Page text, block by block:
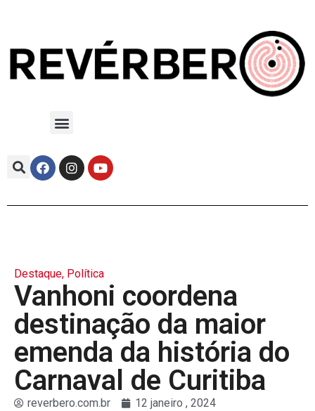
Destaque, Política
Vanhoni coordena
destinação da maior
emenda da história do
Carnaval de Curitiba
reverbero.com.br
12 janeiro , 2024